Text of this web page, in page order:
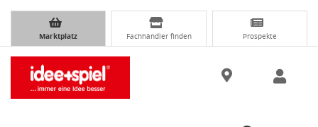
Marktplatz Fachhändler finden Prospekte